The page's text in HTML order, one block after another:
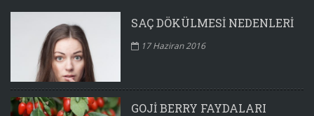
SAÇ DÖKÜLMESI NEDENLERI
17 Haziran 2016
GOJI BERRY FAYDALARI